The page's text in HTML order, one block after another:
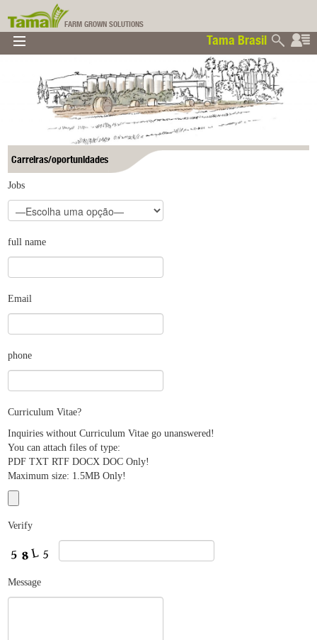
FARM GROWN SOLUTIONS
Tama Brasil
▼
▼
▼
Carreiras/oportunidades
Jobs
full name
Email
phone
Curriculum Vitae?
Inquiries without Curriculum Vitae go unanswered!
You can attach files of type:
PDF TXT RTF DOCX DOC Only!
Maximum size: 1.5MB Only!
Verify
Message